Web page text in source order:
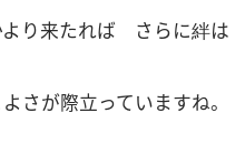
り来たれば さらに絆は
さが際立っていますね。